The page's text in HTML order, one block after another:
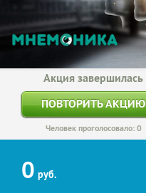
Акция завершилась
ПОВТОРИТЬ АКЦИЮ
Человек проголосовало: 0
0 руб.